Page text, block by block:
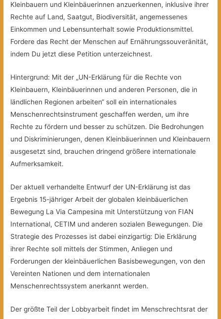
Kleinbauern und Kleinbäuerinnen anzuerkennen, inklusive ihrer
Rechte auf Land, Saatgut, Biodiversität, angemessenes
Einkommen und Lebensunterhalt sowie Produktionsmittel.
Fordere das Recht der Menschen auf Ernährungssouveränität,
indem Du jetzt diese Petition unterzeichnest.
Hintergrund: Mit der „UN-Erklärung für die Rechte von
Kleinbauern, Kleinbäuerinnen und anderen Personen, die in
ländlichen Regionen arbeiten“ soll ein internationales
Menschenrechtsinstrument geschaffen werden, um ihre
Rechte zu fördern und besser zu schützen. Die Bedrohungen
und Diskriminierungen, denen Kleinbäuerinnen und Kleinbauern
ausgesetzt sind, brauchen dringend größere internationale
Aufmerksamkeit.
Der aktuell verhandelte Entwurf der UN-Erklärung ist das
Ergebnis 15-jähriger Arbeit der globalen kleinbäuerlichen
Bewegung La Via Campesina mit Unterstützung von FIAN
International, CETIM und anderen sozialen Bewegungen. Die
Strategie des Prozesses ist dabei einzigartig: Die Erklärung
ihrer Rechte soll mittels der Stimmen, Anliegen und
Forderungen der kleinbäuerlichen Basisbewegungen, von den
Vereinten Nationen und dem internationalen
Menschenrechtssystem anerkannt werden.
Der größte Teil der Lobbyarbeit findet im Menschrechtsrat der